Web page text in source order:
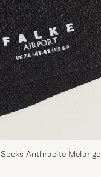
Anthracite Melange